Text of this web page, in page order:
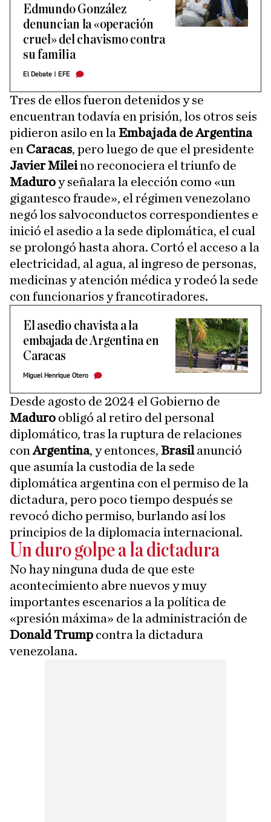
Edmundo González
denuncian la «operación
cruel» del chavismo contra
su familia
El Debate EFE
Tres de ellos fueron detenidos y se
encuentran todavía en prisión, los otros seis
pidieron asilo en la Embajada de Argentina
en Caracas, pero luego de que el presidente
Javier Mileino reconociera el triunfo de
Maduroy señalara la elección como «un
gigantesco fraude», el régimen venezolano
negó los salvoconductos correspondientes e
inició el asedio a la sede diplomática, el cual
se prolongó hasta ahora. Cortó el acceso a la
electricidad, al agua, al ingreso de personas,
medicinas y atención médica y rodeó la sede
con funcionarios y francotiradores.
El asedio chavista a la
embajada de Argentina en
Caracas
Miguel Henrique Otero
Desde agosto de 2024 el Gobierno de
Maduro obligó al retiro del personal
diplomático, tras la ruptura de relaciones
conArgentina, y entonces, Brasilanunció
que asumía la custodia de la sede
diplomática argentina con el permiso de la
dictadura, pero poco tiempo después se
revocó dicho permiso, burlando así los
principios de la diplomacia internacional.
Un duro golpe a la dictadura
No hay ninguna duda de que este
acontecimiento abre nuevos y muy
importantes escenarios a la política de
«presión máxima» de la administración de
Donald Trump contra la dictadura
venezolana.